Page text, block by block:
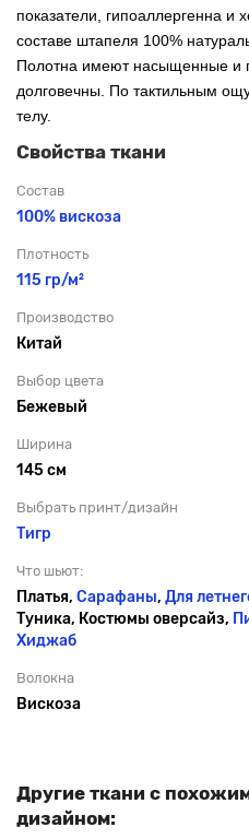
показатели, гипоаллергенна и
составе штапеля 100%
Полотна имеют насыщенные и
долговечны. По тактильным
телу.
Свойства ткани
Состав
100% вискоза
Плотность
115 гр/м²
Производство
Китай
Выбор цвета
Бежевый
Ширина
145 см
Выбрать принт/дизайн
Тигр
Что шьют:
Платья, Сарафаны, Для
Туника, Костюмы оверсайз,
Хиджаб
Волокна
Вискоза
Другие ткани с
дизайном: